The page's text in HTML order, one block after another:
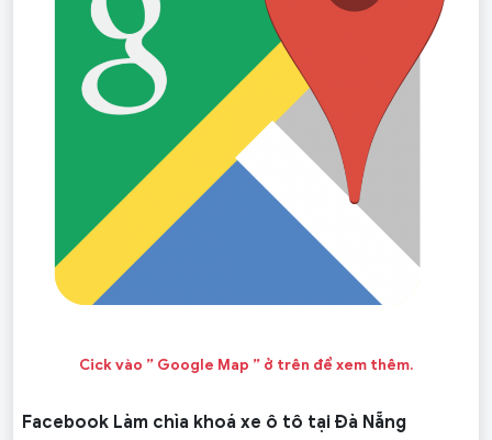
Cick vào ” Google Map ” ở trên để xem thêm.
Facebook Làm chìa khoá xe ô tô tại Đà Nẵng